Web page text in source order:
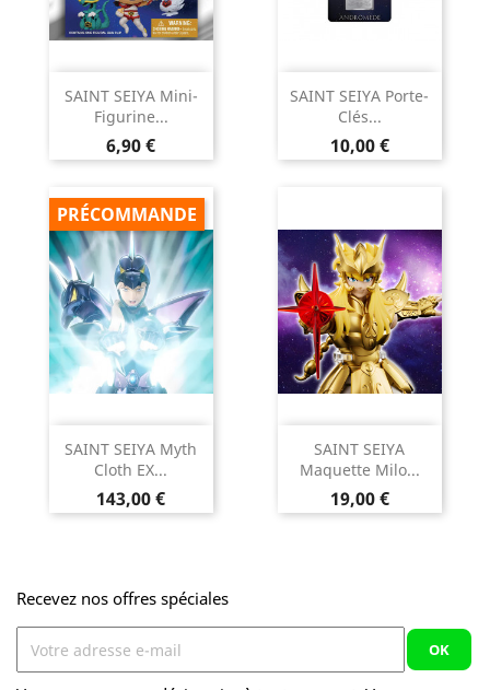
SAINT SEIYA Mini-
Figurine...
Prix
6,90 €
SAINT SEIYA Porte-
Clés...
Prix
10,00 €
SAINT SEIYA Myth
Cloth EX...
Prix
143,00 €
PRÉCOMMANDE
SAINT SEIYA
Maquette Milo...
Prix
19,00 €
Recevez nos offres spéciales